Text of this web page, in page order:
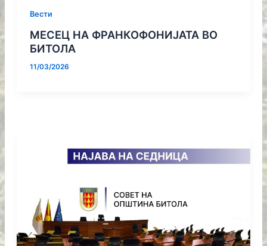
Вести
МЕСЕЦ НА ФРАНКОФОНИЈАТА ВО
БИТОЛА
11/03/2026